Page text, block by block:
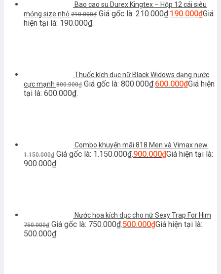
Bao cao su Durex Kingtex – Hộp 12 cái siêu
mỏng size nhỏ 210.000₫ Giá gốc là: 210.000₫.190.000₫Giá
hiện tại là: 190.000₫.
Thuốc kích dục nữ Black Widows dạng nước
cực mạnh 800.000₫ Giá gốc là: 800.000₫.600.000₫Giá hiện
tại là: 600.000₫.
Combo khuyến mãi 818 Men và Vimax new
1.150.000₫ Giá gốc là: 1.150.000₫.900.000₫Giá hiện tại là:
900.000₫.
Nước hoa kích dục cho nữ Sexy Trap For Him
750.000₫ Giá gốc là: 750.000₫.500.000₫Giá hiện tại là:
500.000₫.